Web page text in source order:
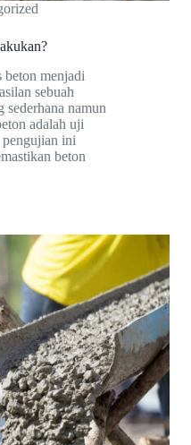
menjadi
sebuah
sederhana namun
adalah uji
ini
beton